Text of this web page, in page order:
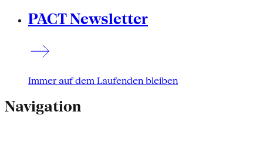
PACT Newsletter
Immer auf dem Laufenden bleiben
Navigation